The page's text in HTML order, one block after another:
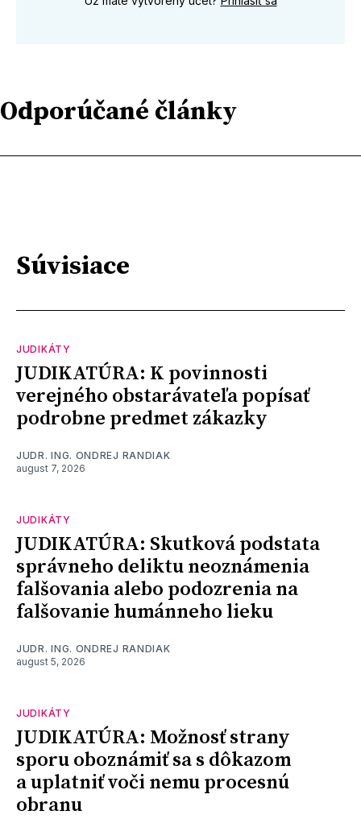
Odporúčané články
Súvisiace
JUDIKÁTY
JUDIKATÚRA: K povinnosti
verejného obstarávateľa popísať
podrobne predmet zákazky
JUDR. ING. ONDREJ RANDIAK
august 7, 2026
JUDIKÁTY
JUDIKATÚRA: Skutková podstata
správneho deliktu neoznámenia
falšovania alebo podozrenia na
falšovanie humánneho lieku
JUDR. ING. ONDREJ RANDIAK
august 5, 2026
JUDIKÁTY
JUDIKATÚRA: Možnosť strany
sporu oboznámiť sa s dôkazom
a uplatniť voči nemu procesnú
obranu